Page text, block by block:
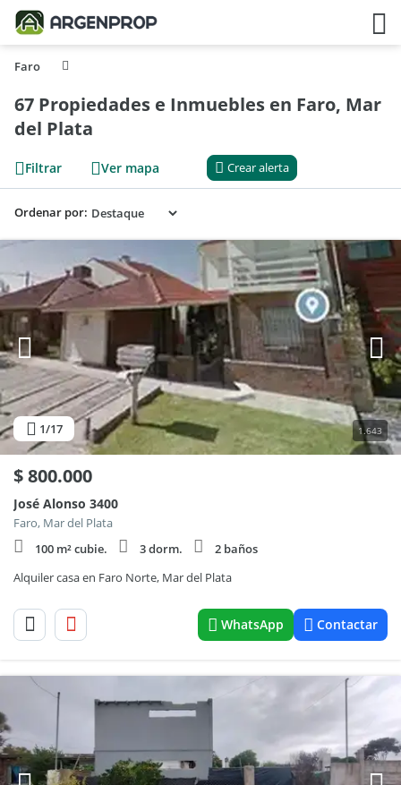
Faro
67 Propiedades e Inmuebles en Faro, Mar
del Plata
Filtrar Ver mapa Crear alerta
Ordenar por:
1/17 1.643
$800.000
José Alonso 3400
Faro, Mar del Plata
100 m² cubie.
3 dorm.
2 baños
Alquiler casa en Faro Norte, Mar del Plata
WhatsApp Contactar